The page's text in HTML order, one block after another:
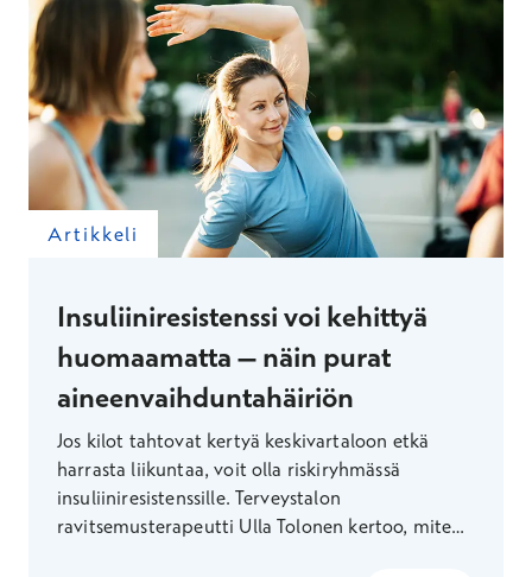
Artikkeli
Insuliiniresistenssi voi kehittyä
huomaamatta – näin purat
aineenvaihduntahäiriön
Jos kilot tahtovat kertyä keskivartaloon etkä
harrasta liikuntaa, voit olla riskiryhmässä
insuliiniresistenssille. Terveystalon
ravitsemusterapeutti Ulla Tolonen kertoo, miten